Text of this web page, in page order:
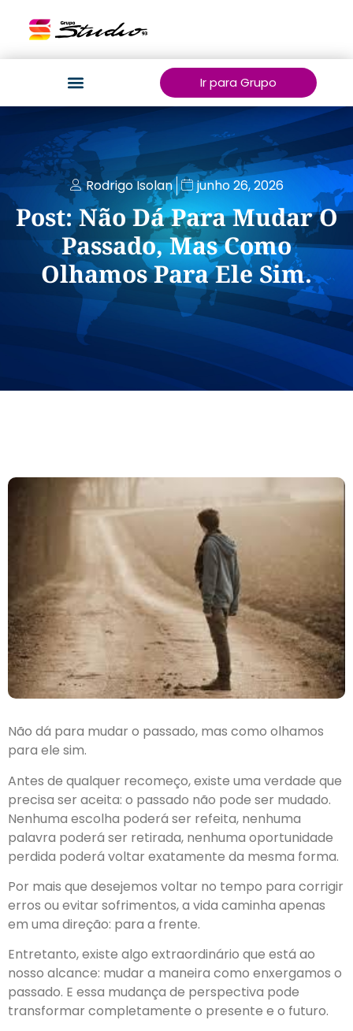
Ir para Grupo
Rodrigo Isolan junho 26, 2026
Post: Não Dá Para Mudar O
Passado, Mas Como
Olhamos Para Ele Sim.
Não dá para mudar o passado, mas como olhamos
para ele sim.
Antes de qualquer recomeço, existe uma verdade que
precisa ser aceita: o passado não pode ser mudado.
Nenhuma escolha poderá ser refeita, nenhuma
palavra poderá ser retirada, nenhuma oportunidade
perdida poderá voltar exatamente da mesma forma.
Por mais que desejemos voltar no tempo para corrigir
erros ou evitar sofrimentos, a vida caminha apenas
em uma direção: para a frente.
Entretanto, existe algo extraordinário que está ao
nosso alcance: mudar a maneira como enxergamos o
passado. E essa mudança de perspectiva pode
transformar completamente o presente e o futuro.